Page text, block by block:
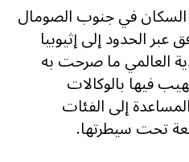
السكان في جنوب الصومال
عبر الحدود إلى إثيوبيا
العالمي ما صرحت به
فيها بالوكالات
إلى الفئات
تحت سيطرتها.